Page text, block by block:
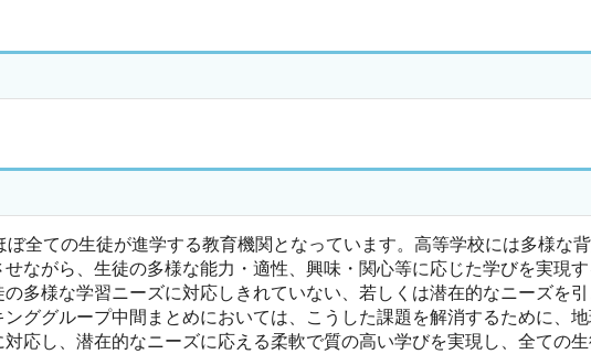
ての生徒が進学する教育機関となっています。高等学校には多様な
ながら、生徒の多様な能力・適性、興味・関心等に応じた学びを実現
多様な学習ニーズに対応しきれていない、若しくは潜在的なニーズを
ググループ中間まとめにおいては、こうした課題を解消するために、
応し、潜在的なニーズに応える柔軟で質の高い学びを実現し、全ての